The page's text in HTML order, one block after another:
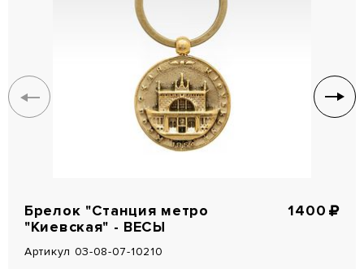
Брелок "Станция метро
"Киевская" - ВЕСЫ
Артикул 03-08-07-10210
1400